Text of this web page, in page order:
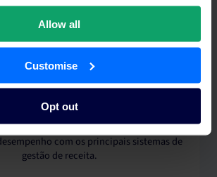
Allow all
Customise
Opt out
Integrações RMS
com os principais sistemas de
gestão de receita.